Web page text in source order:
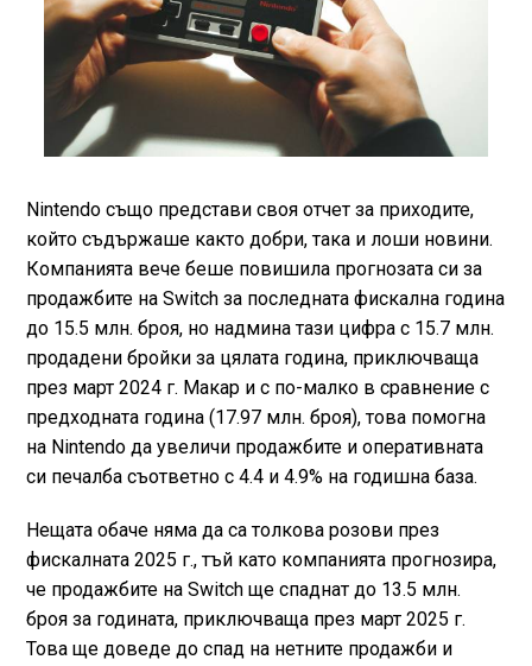
Nintendo също представи своя отчет за приходите,
който съдържаше както добри, така и лоши новини.
Компанията вече беше повишила прогнозата си за
продажбите на Switch за последната фискална година
до 15.5 млн. броя, но надмина тази цифра с 15.7 млн.
продадени бройки за цялата година, приключваща
през март 2024 г. Макар и с по-малко в сравнение с
предходната година (17.97 млн. броя), това помогна
на Nintendo да увеличи продажбите и оперативната
си печалба съответно с 4.4 и 4.9% на годишна база.
Нещата обаче няма да са толкова розови през
фискалната 2025 г., тъй като компанията прогнозира,
че продажбите на Switch ще спаднат до 13.5 млн.
броя за годината, приключваща през март 2025 г.
Това ще доведе до спад на нетните продажби и